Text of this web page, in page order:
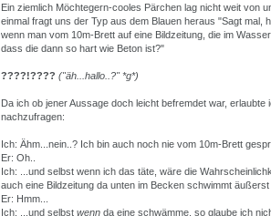
Ein ziemlich Möchtegern-cooles Pärchen lag nicht weit von
einmal fragt uns der Typ aus dem Blauen heraus "Sagt mal,
wenn man vom 10m-Brett auf eine Bildzeitung, die im
dass die dann so hart wie Beton ist?"
????!???? ("äh...hallo..?" *g*)
Da ich ob jener Aussage doch leicht befremdet war, erlaubte
nachzufragen:
Ich: Ähm...nein..? Ich bin auch noch nie vom 10m-Brett
Er: Oh..
Ich: ...und selbst wenn ich das täte, wäre die
auch eine Bildzeitung da unten im Becken schwimmt
Er: Hmm...
Ich: ...und selbst wenn da eine schwämme, so glaube ich